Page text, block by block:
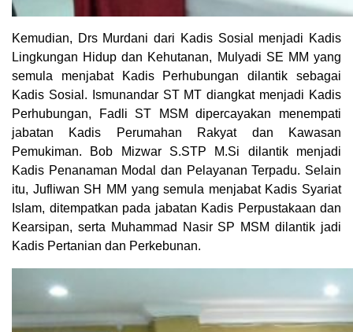
Kemudian, Drs Murdani dari Kadis Sosial menjadi Kadis
Lingkungan Hidup dan Kehutanan, Mulyadi SE MM yang
semula menjabat Kadis Perhubungan dilantik sebagai
Kadis Sosial. Ismunandar ST MT diangkat menjadi Kadis
Perhubungan, Fadli ST MSM dipercayakan menempati
jabatan Kadis Perumahan Rakyat dan Kawasan
Pemukiman. Bob Mizwar S.STP M.Si dilantik menjadi
Kadis Penanaman Modal dan Pelayanan Terpadu. Selain
itu, Jufliwan SH MM yang semula menjabat Kadis Syariat
Islam, ditempatkan pada jabatan Kadis Perpustakaan dan
Kearsipan, serta Muhammad Nasir SP MSM dilantik jadi
Kadis Pertanian dan Perkebunan.